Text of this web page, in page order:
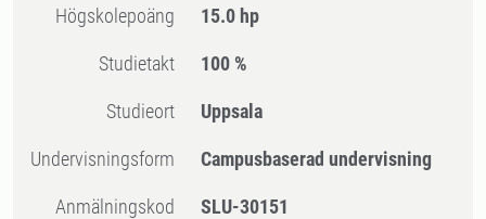
högskolepoäng 15.0 hp
Studietakt 100 %
Studieort Uppsala
Undervisningsform Campusbaserad undervisning
Anmälningskod SLU-30151